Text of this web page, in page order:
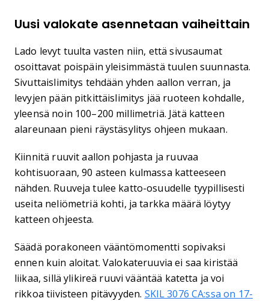
Uusi valokate asennetaan vaiheittain
Lado levyt tuulta vasten niin, että sivusaumat
osoittavat poispäin yleisimmästä tuulen suunnasta.
Sivuttaislimitys tehdään yhden aallon verran, ja
levyjen pään pitkittäislimitys jää ruoteen kohdalle,
yleensä noin 100–200 millimetriä. Jätä katteen
alareunaan pieni räystäsylitys ohjeen mukaan.
Kiinnitä ruuvit aallon pohjasta ja ruuvaa
kohtisuoraan, 90 asteen kulmassa katteeseen
nähden. Ruuveja tulee katto-osuudelle tyypillisesti
useita neliömetriä kohti, ja tarkka määrä löytyy
katteen ohjeesta.
Säädä porakoneen vääntömomentti sopivaksi
ennen kuin aloitat. Valokateruuvia ei saa kiristää
liikaa, sillä ylikireä ruuvi vääntää katetta ja voi
rikkoa tiivisteen pitävyyden. SKIL 3076 CA:ssa on 17-